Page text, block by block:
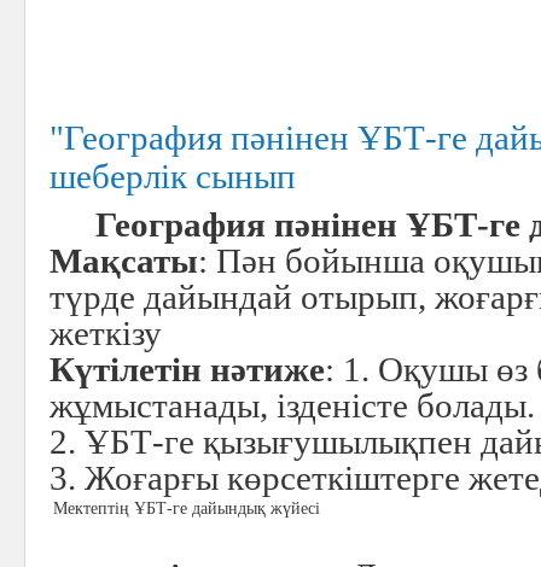
"География пәнінен ҰБТ-ге
шеберлік сынып
География пәнінен ҰБТ-ге
Мақсаты: Пән бойынша
түрде дайындай отырып,
жеткізу
Күтілетін нәтиже: 1. Оқушы өз
жұмыстанады, ізденісте болады.
2. ҰБТ-ге қызығушылықпен
3. Жоғарғы көрсеткіштерге
Мектептің ҰБТ-ге дайындық жүйесі